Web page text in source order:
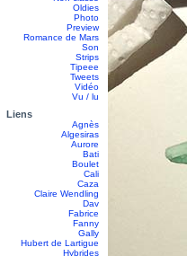
Oldies
Photo
Preview
Romance de Mars
Son
Strips
Tipeee
Tweets
Vidéo
Vu / lu
Liens
Agnès
Algesiras
Aurore
Bati
Boulet
Cali
Caza
Claire Wendling
Dav
Fabrice
Fanny
Gally
Hubert de Lartigue
Hybrides